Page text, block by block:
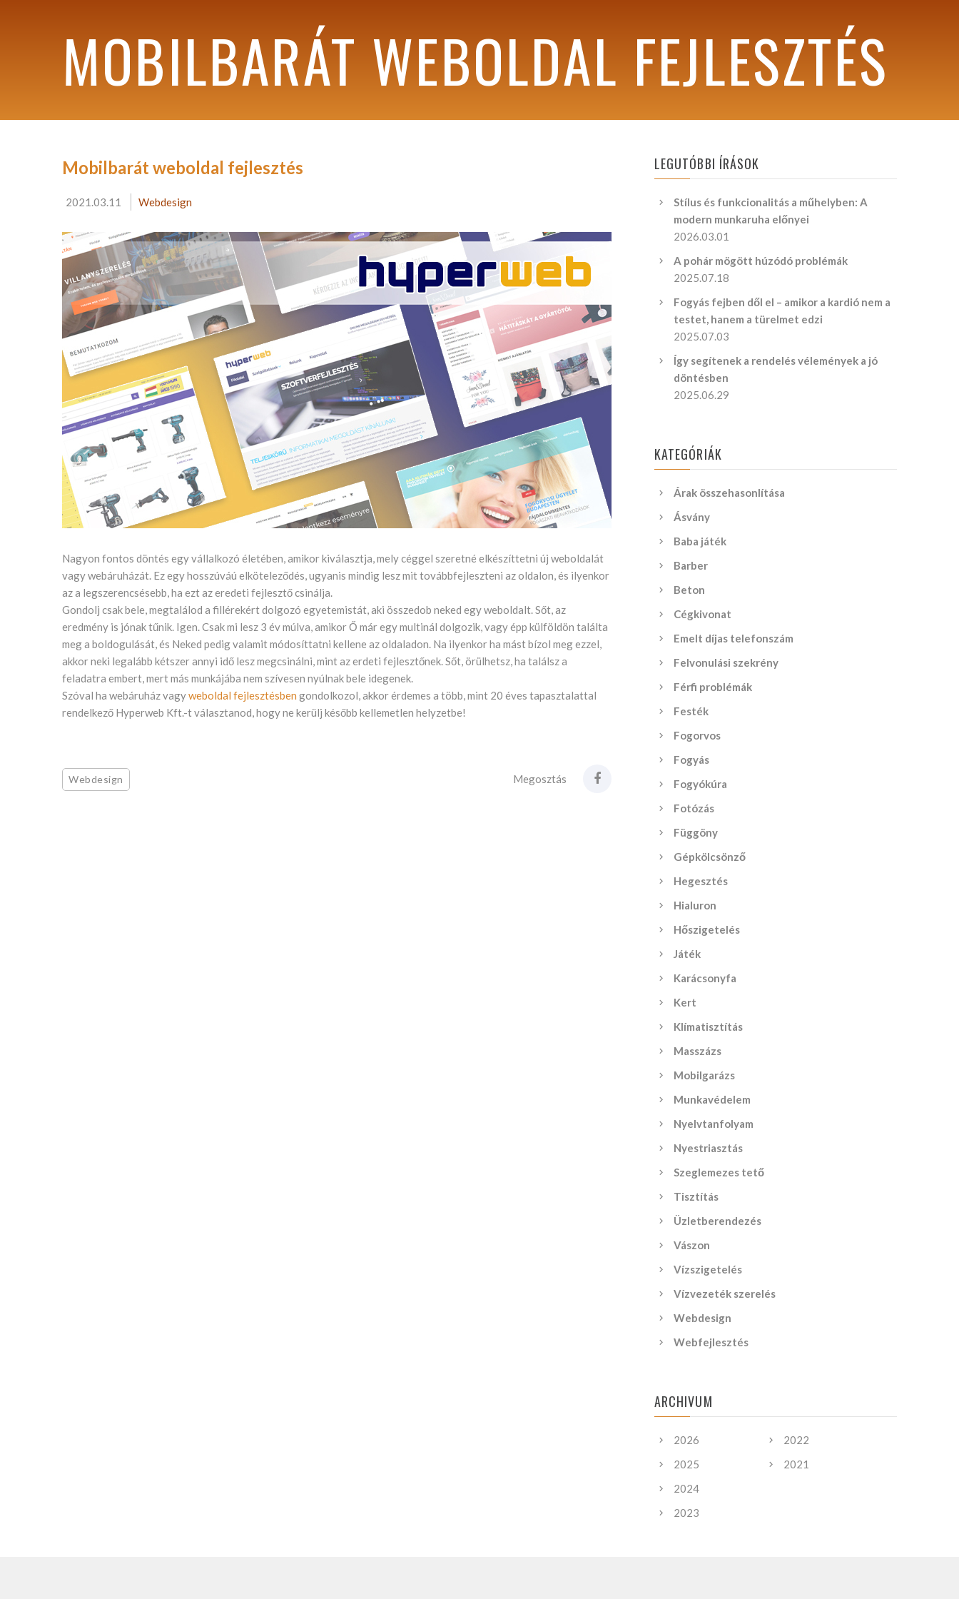
MOBILBARÁT WEBOLDAL FEJLESZTÉS
Mobilbarát weboldal fejlesztés
2021.03.11 Webdesign
Nagyon fontos döntés egy vállalkozó életében, amikor kiválasztja, mely céggel szeretné elkészíttetni új weboldalát
vagy webáruházát. Ez egy hosszúváú elköteleződés, ugyanis mindig lesz mit továbbfejleszteni az oldalon, és ilyenkor
az a legszerencsésebb, ha ezt az eredeti fejlesztő csinálja.
Gondolj csak bele, megtalálod a fillérekért dolgozó egyetemistát, aki összedob neked egy weboldalt. Sőt, az
eredmény is jónak tűnik. Igen. Csak mi lesz 3 év múlva, amikor Ő már egy multinál dolgozik, vagy épp külföldön találta
meg a boldogulását, és Neked pedig valamit módosíttatni kellene az oldaladon. Na ilyenkor ha mást bízol meg ezzel,
akkor neki legalább kétszer annyi idő lesz megcsinálni, mint az erdeti fejlesztőnek. Sőt, örülhetsz, ha találsz a
feladatra embert, mert más munkájába nem szívesen nyúlnak bele idegenek.
Szóval ha webáruház vagyweboldal fejlesztésben gondolkozol, akkor érdemes a több, mint 20 éves tapasztalattal
rendelkező Hyperweb Kft.-t választanod, hogy ne kerülj később kellemetlen helyzetbe!
Webdesign Megosztás
LEGUTÓBBI ÍRÁSOK
Stílus és funkcionalitás a műhelyben: A
modern munkaruha előnyei
2026.03.01
A pohár mögött húzódó problémák
2025.07.18
Fogyás fejben dől el – amikor a kardió nem a
testet, hanem a türelmet edzi
2025.07.03
Így segítenek a rendelés vélemények a jó
döntésben
2025.06.29
KATEGÓRIÁK
Árak összehasonlítása
Ásvány
Baba játék
Barber
Beton
Cégkivonat
Emelt díjas telefonszám
Felvonulási szekrény
Férfi problémák
Festék
Fogorvos
Fogyás
Fogyókúra
Fotózás
Függöny
Gépkölcsönző
Hegesztés
Hialuron
Hőszigetelés
Játék
Karácsonyfa
Kert
Klímatisztítás
Masszázs
Mobilgarázs
Munkavédelem
Nyelvtanfolyam
Nyestriasztás
Szeglemezes tető
Tisztítás
Üzletberendezés
Vászon
Vízszigetelés
Vízvezeték szerelés
Webdesign
Webfejlesztés
ARCHIVUM
2026
2025
2024
2023
2022
2021